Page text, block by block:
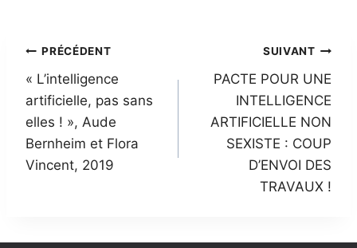
Navigation
de
l’article
PRÉCÉDENT
« L’intelligence
artificielle, pas sans
elles ! », Aude
Bernheim et Flora
Vincent, 2019
SUIVANT
PACTE POUR UNE
INTELLIGENCE
ARTIFICIELLE NON
SEXISTE : COUP
D’ENVOI DES
TRAVAUX !